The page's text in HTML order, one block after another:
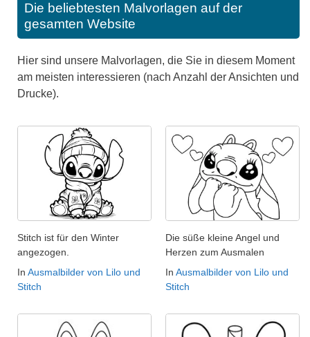
Die beliebtesten Malvorlagen auf der
gesamten Website
Hier sind unsere Malvorlagen, die Sie in diesem Moment
am meisten interessieren (nach Anzahl der Ansichten und
Drucke).
Stitch ist für den Winter
angezogen.
In Ausmalbilder von Lilo und
Stitch
Die süße kleine Angel und
Herzen zum Ausmalen
In Ausmalbilder von Lilo und
Stitch